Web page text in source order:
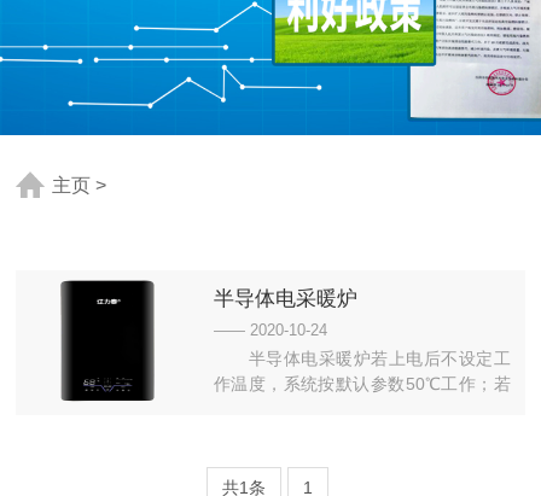
主页 >
半导体电采暖炉
—— 2020-10-24
半导体电采暖炉若上电后不设定工
作温度，系统按默认参数50℃工作；若
测到加热温度等于高于设定温度切断电
共1条 1